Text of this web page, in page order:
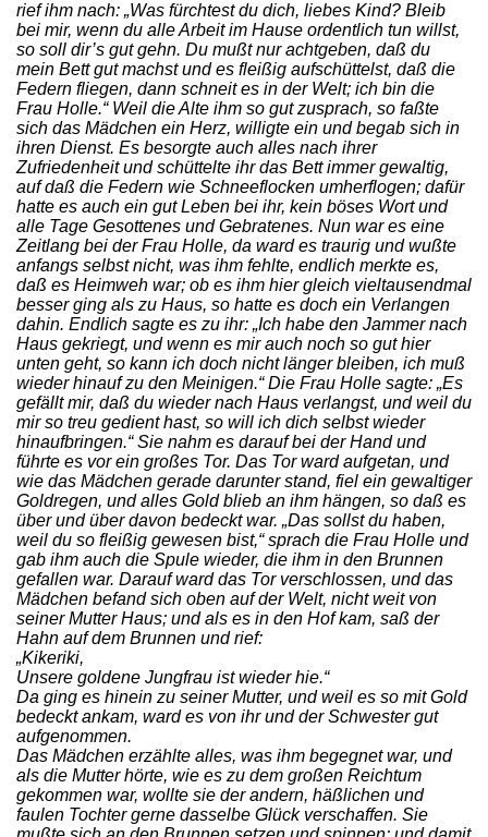
rief ihm nach: „Was fürchtest du dich, liebes Kind? Bleib
bei mir, wenn du alle Arbeit im Hause ordentlich tun willst,
so soll dir’s gut gehn. Du mußt nur achtgeben, daß du
mein Bett gut machst und es fleißig aufschüttelst, daß die
Federn fliegen, dann schneit es in der Welt; ich bin die
Frau Holle.“ Weil die Alte ihm so gut zusprach, so faßte
sich das Mädchen ein Herz, willigte ein und begab sich in
ihren Dienst. Es besorgte auch alles nach ihrer
Zufriedenheit und schüttelte ihr das Bett immer gewaltig,
auf daß die Federn wie Schneeflocken umherflogen; dafür
hatte es auch ein gut Leben bei ihr, kein böses Wort und
alle Tage Gesottenes und Gebratenes. Nun war es eine
Zeitlang bei der Frau Holle, da ward es traurig und wußte
anfangs selbst nicht, was ihm fehlte, endlich merkte es,
daß es Heimweh war; ob es ihm hier gleich vieltausendmal
besser ging als zu Haus, so hatte es doch ein Verlangen
dahin. Endlich sagte es zu ihr: „Ich habe den Jammer nach
Haus gekriegt, und wenn es mir auch noch so gut hier
unten geht, so kann ich doch nicht länger bleiben, ich muß
wieder hinauf zu den Meinigen.“ Die Frau Holle sagte: „Es
gefällt mir, daß du wieder nach Haus verlangst, und weil du
mir so treu gedient hast, so will ich dich selbst wieder
hinaufbringen.“ Sie nahm es darauf bei der Hand und
führte es vor ein großes Tor. Das Tor ward aufgetan, und
wie das Mädchen gerade darunter stand, fiel ein gewaltiger
Goldregen, und alles Gold blieb an ihm hängen, so daß es
über und über davon bedeckt war. „Das sollst du haben,
weil du so fleißig gewesen bist,“ sprach die Frau Holle und
gab ihm auch die Spule wieder, die ihm in den Brunnen
gefallen war. Darauf ward das Tor verschlossen, und das
Mädchen befand sich oben auf der Welt, nicht weit von
seiner Mutter Haus; und als es in den Hof kam, saß der
Hahn auf dem Brunnen und rief:
„Kikeriki,
Unsere goldene Jungfrau ist wieder hie.“
Da ging es hinein zu seiner Mutter, und weil es so mit Gold
bedeckt ankam, ward es von ihr und der Schwester gut
aufgenommen.
Das Mädchen erzählte alles, was ihm begegnet war, und
als die Mutter hörte, wie es zu dem großen Reichtum
gekommen war, wollte sie der andern, häßlichen und
faulen Tochter gerne dasselbe Glück verschaffen. Sie